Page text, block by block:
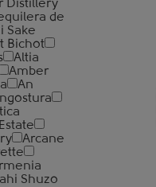
Distillery
de
Sake
Bichot
Altia
Amber
An
Arcane
Shuzo